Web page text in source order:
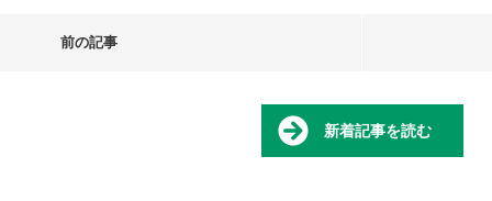
前の記事
新着記事を読む